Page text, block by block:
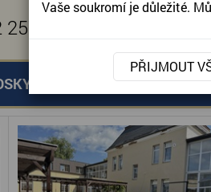
SLUŽBY AKCE,
Vaše soukromí je důležité.
PŘIJMOUT